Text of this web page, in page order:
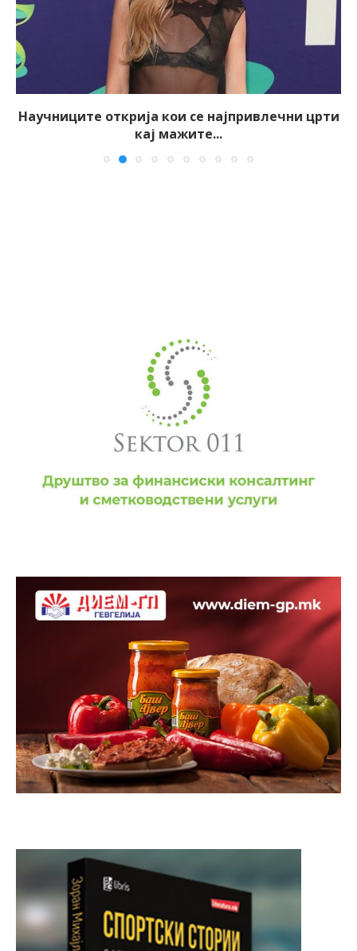
Научниците открија кои се најпривлечни црти
кај мажите...